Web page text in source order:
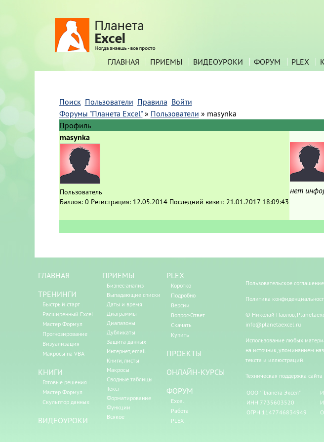
ГЛАВНАЯ ПРИЕМЫ ВИДЕОУРОКИ ФОРУМ PLEX
Поиск Пользователи Правила Войти
Форумы "Планета Excel" » Пользователи » masynka
Профиль
masynka
Пользователь
Баллов: 0 Регистрация: 12.05.2014 Последний визит: 21.01.2017 18:09:43
нет
ГЛАВНАЯ
ТРЕНИНГИ
Быстрый старт
Расширенный Excel
Мастер Формул
Прогнозирование
Визуализация
Макросы на VBA
КНИГИ
Готовые решения
Мастер Формул
Скульптор данных
ВИДЕОУРОКИ
ПРИЕМЫ
Бизнес-анализ
Выпадающие списки
Даты и время
Диаграммы
Диапазоны
Дубликаты
Защита данных
Интернет, email
Книги, листы
Макросы
Сводные таблицы
Текст
Форматирование
Функции
Всякое
PLEX
Коротко
Подробно
Версии
Вопрос-Ответ
Скачать
Купить
ПРОЕКТЫ
ОНЛАЙН-КУРСЫ
ФОРУМ
Excel
Работа
PLEX
Пользовательское соглашение
Политика
© Николай Павлов,
info@planetaexcel.ru
Использование любых
на источник, упоминанием
текста и иллюстраций.
Техническая поддержка сайта
ООО "Планета Эксел"
ИНН 7735603520
ОГРН 1147746834949
ИП